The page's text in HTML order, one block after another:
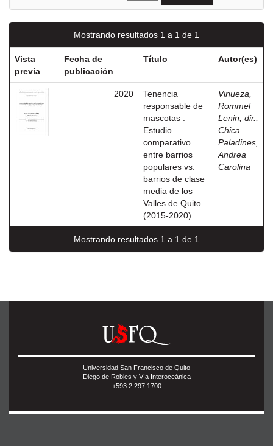
Mostrando resultados 1 a 1 de 1
Vista
previa
Fecha de
publicación
Título Autor(es)
2020
Tenencia
responsable de
mascotas :
Estudio
comparativo
entre barrios
populares vs.
barrios de clase
media de los
Valles de Quito
(2015-2020)
Vinueza,
Rommel
Lenin, dir. ;
Chica
Paladines,
Andrea
Carolina
Mostrando resultados 1 a 1 de 1
Universidad San Francisco de Quito
Diego de Robles y Vía Interoceánica
+593 2 297 1700